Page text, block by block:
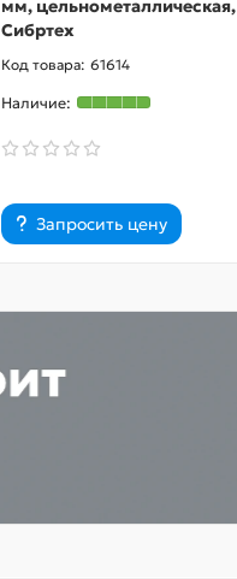
мм, цельнометаллическая,
Сибртех
61614
Запросить цену